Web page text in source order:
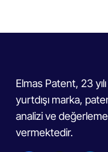
Elmas Patent, 23
yurtdışı marka,
analizi ve
vermektedir.